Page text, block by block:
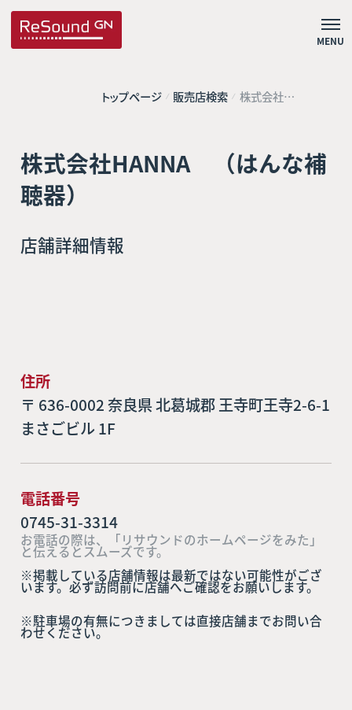
MENU
トップページ 販売店検索 株式会社
HANNA （はんな
株式会社HANNA （はんな補
聴器）
店舗詳細情報
住所
〒 636-0002 奈良県 北葛城郡 王寺町王寺2-6-1
まさごビル 1F
電話番号
0745-31-3314
お電話の際は、「リサウンドのホームページをみた」
と伝えるとスムーズです。
※掲載している店舗情報は最新ではない可能性がござ
います。必ず訪問前に店舗へご確認をお願いします。
※駐車場の有無につきましては直接店舗までお問い合
わせください。